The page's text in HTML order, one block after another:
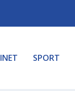
INET SPORT